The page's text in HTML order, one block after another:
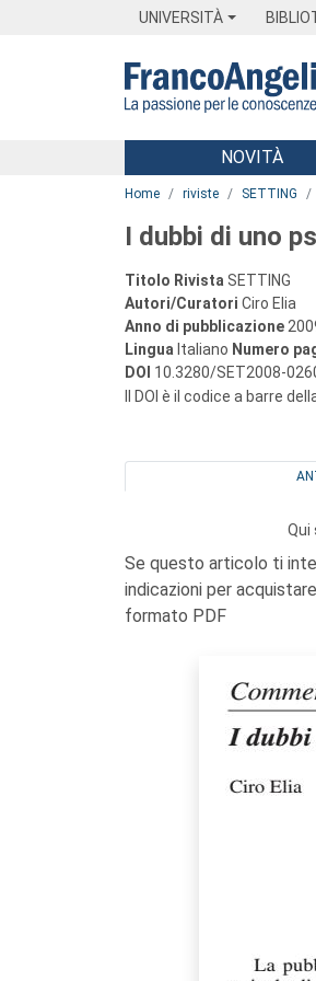
UNIVERSITÀ
Menu
NOVITÀ
Home riviste SETTING
I dubbi di uno
Titolo Rivista SETTING
Autori/Curatori Ciro Elia
Anno di pubblicazione
Lingua Italiano Numero
DOI 10.3280/SET2008-
Il DOI è il codice a barre
Qui
Se questo articolo ti
indicazioni per
formato PDF